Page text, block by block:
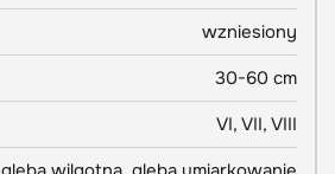
wzniesiony
30-60 cm
VI, VII, VIII